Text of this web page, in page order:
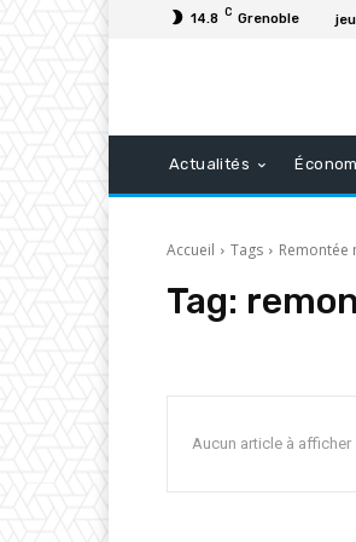
14.8 C Grenoble
Actualités
Accueil Tags Remontée
Tag:
Aucun article à afficher